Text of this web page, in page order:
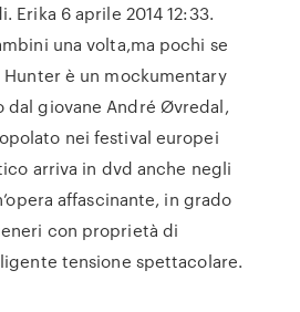
Erika 6 aprile 2014 12:33.
una volta,ma pochi se
è un mockumentary
dal giovane André Øvredal,
nei festival europei
arriva in dvd anche negli
affascinante, in grado
con proprietà di
tensione spettacolare.